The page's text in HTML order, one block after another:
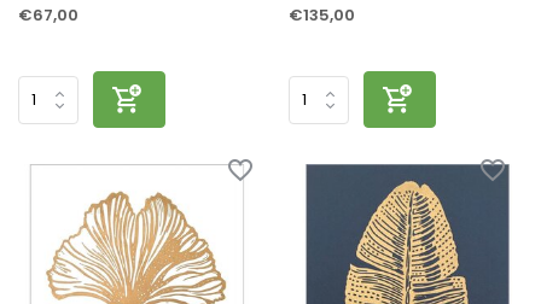
€67,00
€135,00